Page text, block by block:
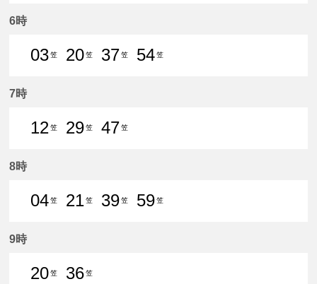
6時
03笠
20笠
37笠
54笠
7時
12笠
29笠
47笠
8時
04笠
21笠
39笠
59笠
9時
20笠
36笠